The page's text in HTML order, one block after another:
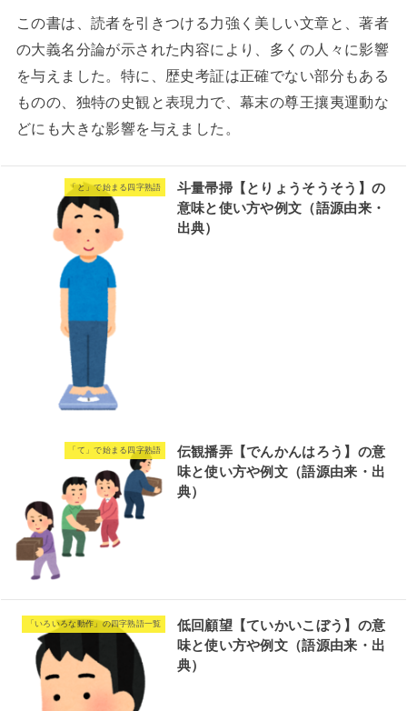
この書は、読者を引きつける力強く美しい文章と、著者
の大義名分論が示された内容により、多くの人々に影響
を与えました。特に、歴史考証は正確でない部分もある
ものの、独特の史観と表現力で、幕末の尊王攘夷運動な
どにも大きな影響を与えました。
「と」で始まる四字熟語
斗量帚掃【とりょうそうそう】の
意味と使い方や例文（語源由来・
出典）
「て」で始まる四字熟語
伝観播弄【でんかんはろう】の意
味と使い方や例文（語源由来・出
典）
「いろいろな動作」の四字熟語一覧
低回顧望【ていかいこぼう】の意
味と使い方や例文（語源由来・出
典）